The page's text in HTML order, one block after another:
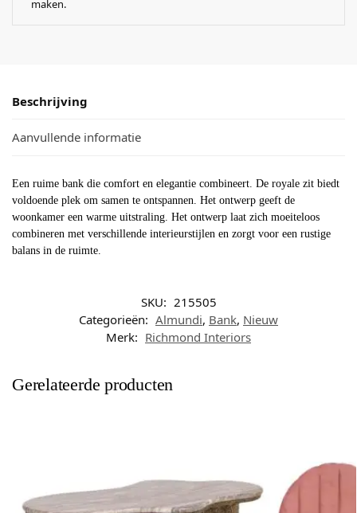
maken.
Beschrijving
Aanvullende informatie
Een ruime bank die comfort en elegantie combineert. De royale zit biedt
voldoende plek om samen te ontspannen. Het ontwerp geeft de
woonkamer een warme uitstraling. Het ontwerp laat zich moeiteloos
combineren met verschillende interieurstijlen en zorgt voor een rustige
balans in de ruimte.
SKU: 215505
Categorieën: Almundi, Bank, Nieuw
Merk: Richmond Interiors
Gerelateerde producten